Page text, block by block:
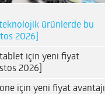
ürünlerde bu
2026]
için yeni fiyat
2026]
için yeni fiyat avantajı